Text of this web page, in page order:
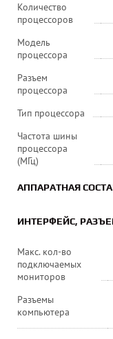
Количество
процессоров
Модель
процессора
Разъем
процессора
Тип процессора
Частота шины
процессора
(МГц)
АППАРАТНАЯ
ИНТЕРФЕЙС,
Макс. кол-во
подключаемых
мониторов
Разъемы
компьютера